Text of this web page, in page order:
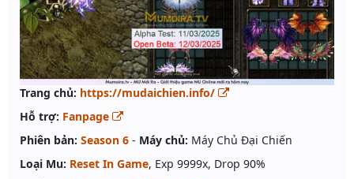
Trang chủ: https://mudaichien.info/
Hỗ trợ: Fanpage
Phiên bản: Season 6 - Máy chủ: Máy Chủ Đại Chiến
Loại Mu: Reset In Game, Exp 9999x, Drop 90%